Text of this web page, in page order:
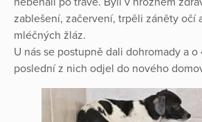
zablešení, začervení, trpěli záněty očí
mléčných žláz.
U nás se postupně dali dohromady a
poslední z nich odjel do nového